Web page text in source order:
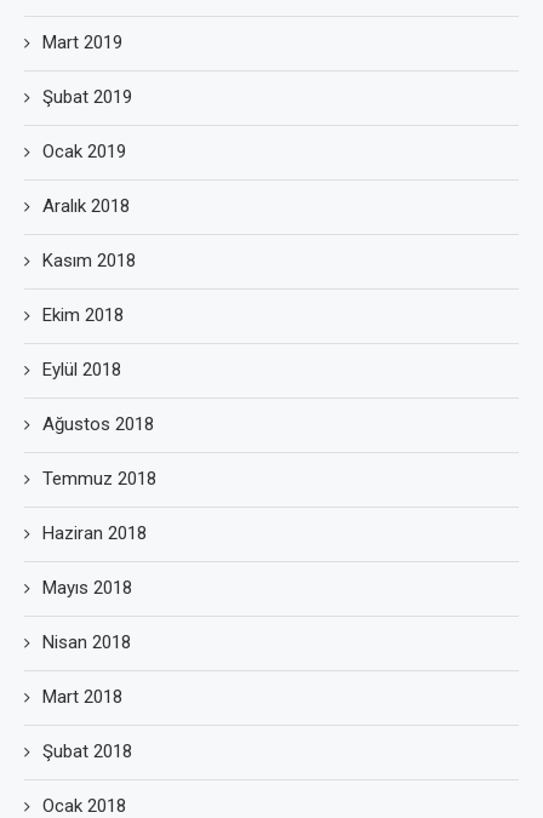
Mart 2019
Şubat 2019
Ocak 2019
Aralık 2018
Kasım 2018
Ekim 2018
Eylül 2018
Ağustos 2018
Temmuz 2018
Haziran 2018
Mayıs 2018
Nisan 2018
Mart 2018
Şubat 2018
Ocak 2018